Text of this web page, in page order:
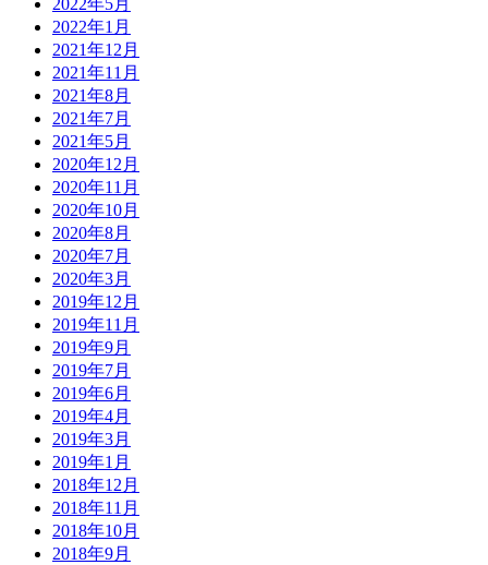
2022年5月
2022年1月
2021年12月
2021年11月
2021年8月
2021年7月
2021年5月
2020年12月
2020年11月
2020年10月
2020年8月
2020年7月
2020年3月
2019年12月
2019年11月
2019年9月
2019年7月
2019年6月
2019年4月
2019年3月
2019年1月
2018年12月
2018年11月
2018年10月
2018年9月